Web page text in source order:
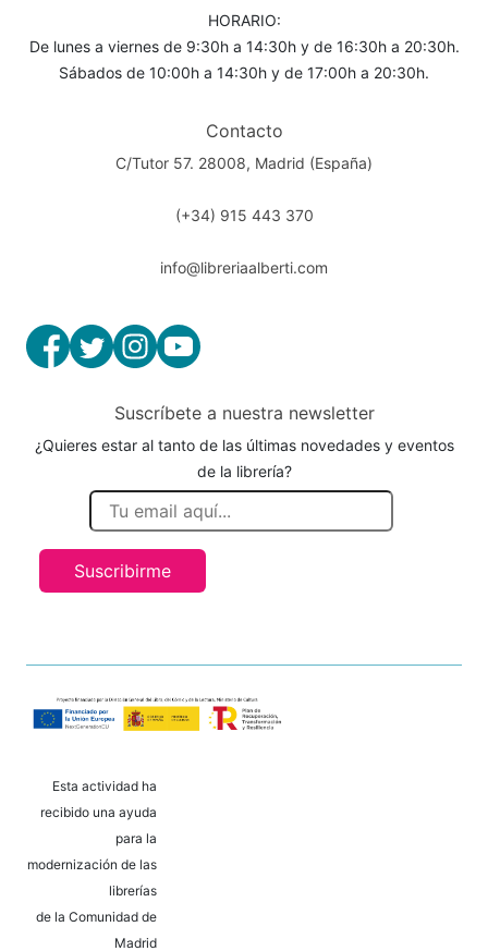
HORARIO:
De lunes a viernes de 9:30h a 14:30h y de 16:30h a 20:30h.
Sábados de 10:00h a 14:30h y de 17:00h a 20:30h.
Contacto
C/Tutor 57. 28008, Madrid (España)
(+34) 915 443 370
info@libreriaalberti.com
Suscríbete a nuestra newsletter
¿Quieres estar al tanto de las últimas novedades y eventos
de la librería?
Suscribirme
Esta actividad ha
recibido una ayuda
para la
modernización de las
librerías
de la Comunidad de
Madrid